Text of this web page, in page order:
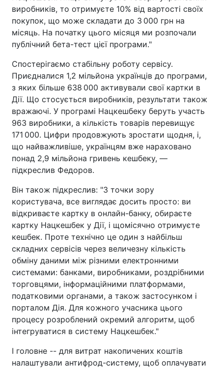
виробників, то отримуєте 10% від вартості своїх
покупок, що може складати до 3 000 грн на
місяць. На початку цього місяця ми розпочали
публічний бета-тест цієї програми."
Спостерігаємо стабільну роботу сервісу.
Приєдналися 1,2 мільйона українців до програми,
з яких більше 638 000 активували свої картки в
Дії. Що стосується виробників, результати також
вражаючі. У програмі Нацкешбеку беруть участь
963 виробники, а кількість товарів перевищує
171 000. Цифри продовжують зростати щодня, і,
що найважливіше, українцям вже нараховано
понад 2,9 мільйона гривень кешбеку, —
підкреслив Федоров.
Він також підкреслив: "З точки зору
користувача, все виглядає досить просто: ви
відкриваєте картку в онлайн-банку, обираєте
картку Нацкешбек у Дії, і щомісячно отримуєте
кешбек. Проте технічно це один з найбільш
складних сервісів через величезну кількість
обміну даними між різними електронними
системами: банками, виробниками, роздрібними
торговцями, інформаційними платформами,
податковими органами, а також застосунком і
порталом Дія. Для кожного учасника цього
процесу розроблений окремий алгоритм, щоб
інтегруватися в систему Нацкешбек."
І головне -- для витрат накопичених коштів
налаштували антифрод-систему, щоб оплачувати